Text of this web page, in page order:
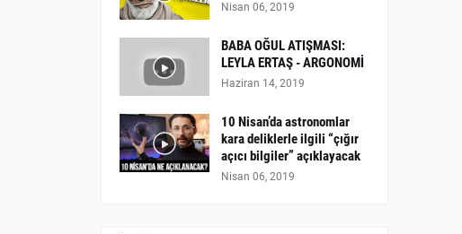
Nisan 06, 2019
BABA OĞUL ATIŞMASI:
LEYLA ERTAŞ - ARGONOMİ
Haziran 14, 2019
10 Nisan’da astronomlar
kara deliklerle ilgili “çığır
açıcı bilgiler” açıklayacak
Nisan 06, 2019